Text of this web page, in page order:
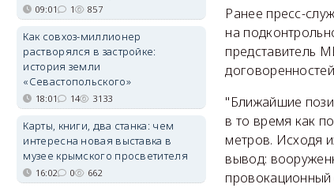
Ранее пресс-
на
представитель
"Ближайшие
в то время как
метров. Исходя
вывод:
09:01 1 857
Как совхоз-миллионер
растворялся в застройке:
история земли
«Севастопольского»
18:01 14 3133
Карты, книги, два станка: чем
интересна новая выставка в
музее крымского просветителя
16:02 0 662